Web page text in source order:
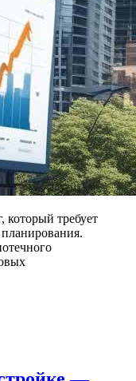
который требует